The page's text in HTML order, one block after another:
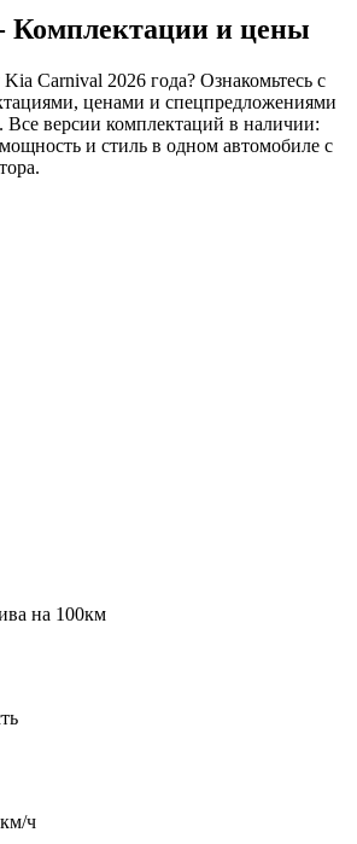
Комплектации и цены
Carnival 2026 года? Ознакомьтесь с
ценами и спецпредложениями
Все версии комплектаций в наличии:
и стиль в одном автомобиле с
на 100км
ч